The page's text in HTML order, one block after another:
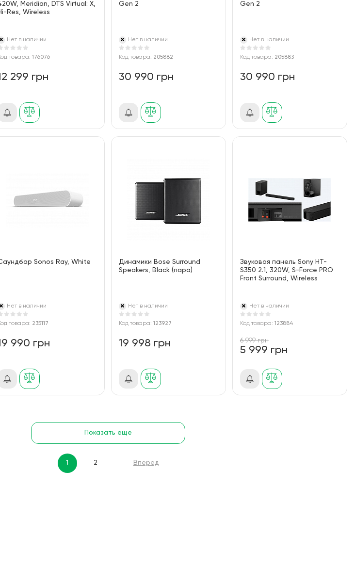
Meridian, DTS Virtual: X,
Res, Wireless
Нет в наличии
товара: 176076
299 грн
Gen 2
Нет в наличии
Код товара: 205882
30 990 грн
Gen 2
Нет в наличии
Код товара: 205883
30 990 грн
Sonos Ray, White
Нет в наличии
товара: 235117
990 грн
Динамики Bose Surround
Speakers, Black (пара)
Нет в наличии
Код товара: 123927
19 998 грн
Звуковая панель Sony HT-
S350 2.1, 320W, S-Force PRO
Front Surround, Wireless
Нет в наличии
Код товара: 123884
6 999 грн
5 999 грн
Показать еще
1 2 Вперед